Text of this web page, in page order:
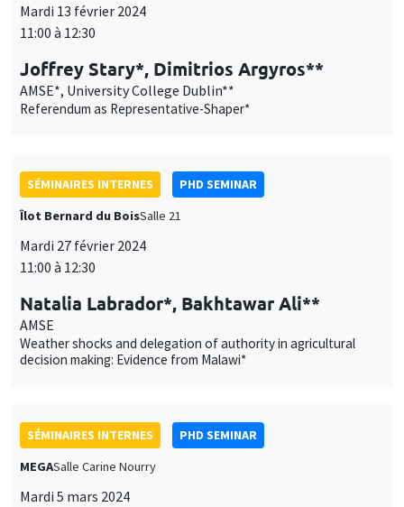
Mardi 13 février 2024
11:00 à 12:30
Joffrey Stary*, Dimitrios Argyros**
AMSE*, University College Dublin**
Referendum as Representative-Shaper*
SÉMINAIRES INTERNES
PHD SEMINAR
Îlot Bernard du BoisSalle 21
Mardi 27 février 2024
11:00 à 12:30
Natalia Labrador*, Bakhtawar Ali**
AMSE
Weather shocks and delegation of authority in agricultural
decision making: Evidence from Malawi*
SÉMINAIRES INTERNES
PHD SEMINAR
MEGASalle Carine Nourry
Mardi 5 mars 2024